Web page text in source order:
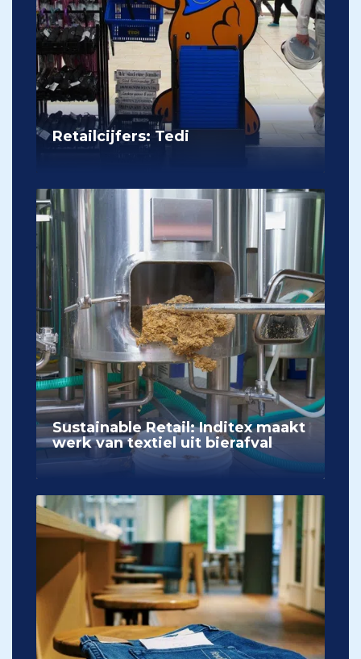
Retailcijfers: Tedi
Sustainable Retail: Inditex maakt
werk van textiel uit bierafval